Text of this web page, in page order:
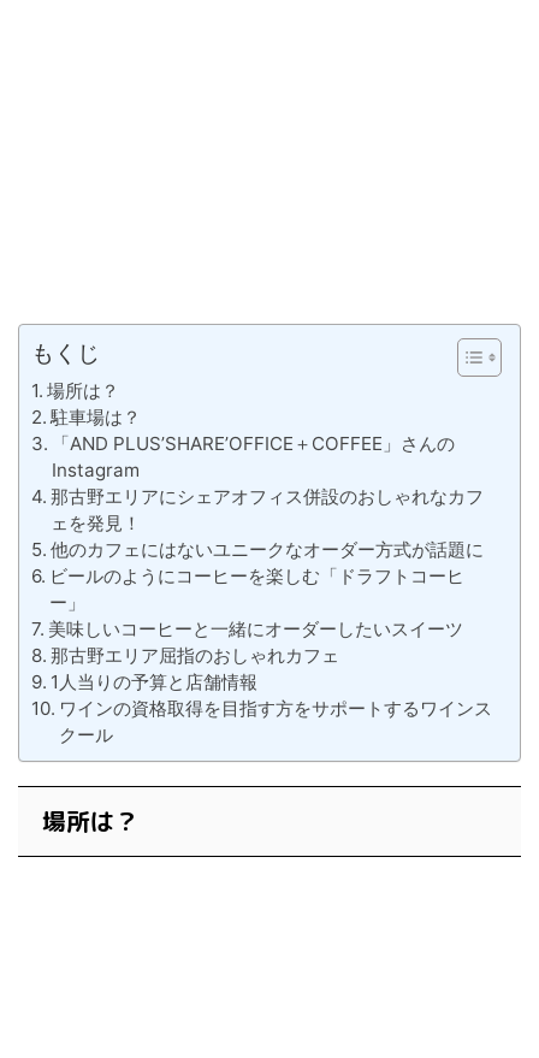
もくじ
場所は？
駐車場は？
「AND PLUS’SHARE’OFFICE＋COFFEE」さんの
Instagram
那古野エリアにシェアオフィス併設のおしゃれなカフ
ェを発見！
他のカフェにはないユニークなオーダー方式が話題に
ビールのようにコーヒーを楽しむ「ドラフトコーヒ
ー」
美味しいコーヒーと一緒にオーダーしたいスイーツ
那古野エリア屈指のおしゃれカフェ
1人当りの予算と店舗情報
ワインの資格取得を目指す方をサポートするワインス
クール
場所は？